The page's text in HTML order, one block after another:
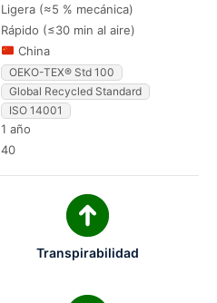
Ligera (≈5 % mecánica)
Rápido (≤30 min al aire)
China
OEKO-TEX® Std 100
Global Recycled Standard
ISO 14001
1 año
40
Transpirabilidad